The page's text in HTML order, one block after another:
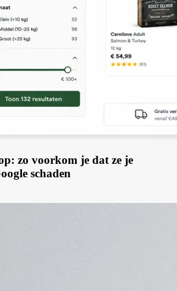
zo voorkom je dat ze je
schaden